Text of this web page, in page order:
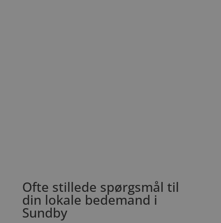
Ofte stillede spørgsmål til
din lokale bedemand i
Sundby